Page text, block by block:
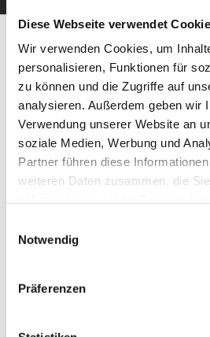
Diese Webseite verwendet
Wir verwenden Cookies, um
personalisieren, Funktionen für
zu können und die Zugriffe auf
analysieren. Außerdem geben wir
Verwendung unserer Website an
soziale Medien, Werbung und
Partner führen diese
weiteren Daten zusammen, die
Notwendig
Präferenzen
ZERTIFIZIERT & SICHER EINKAUFEN